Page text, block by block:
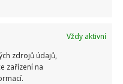
Vždy aktivní
zdrojů údajů,
zařízení na